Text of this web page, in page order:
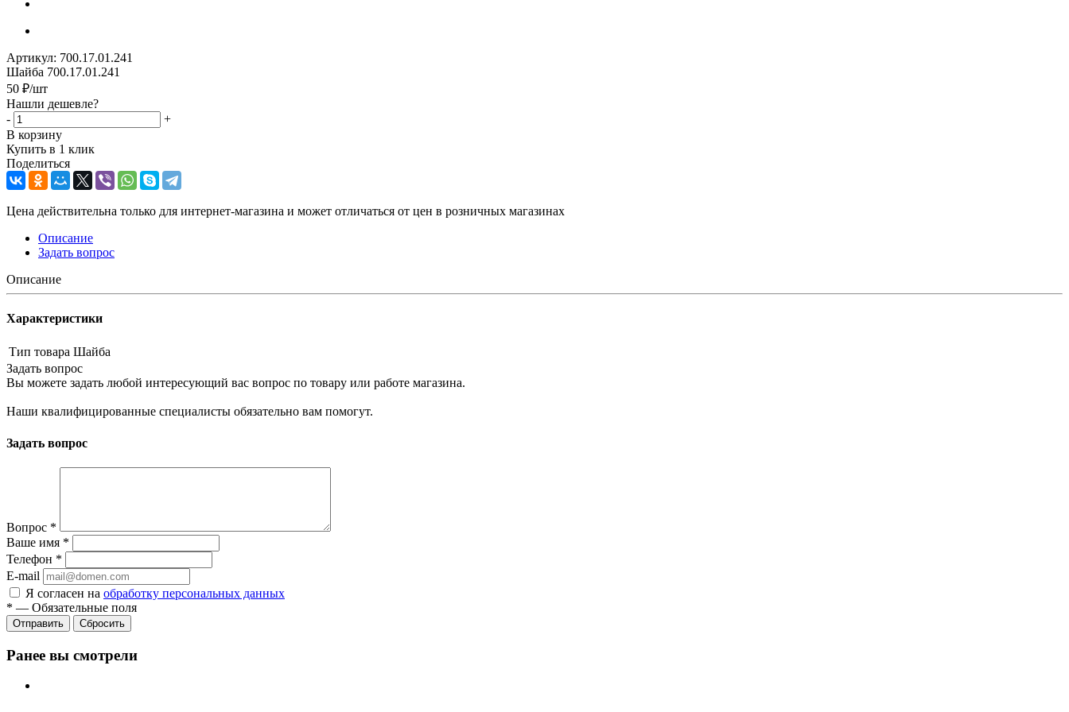
Артикул: 700.17.01.241
Шайба 700.17.01.241
50 ₽/шт
Нашли дешевле?
-
+
В корзину
Купить в 1 клик
Поделиться
Цена действительна только для интернет-магазина и может отличаться от цен в розничных магазинах
Описание
Задать вопрос
Описание
Характеристики
Тип товара Шайба
Задать вопрос
Вы можете задать любой интересующий вас вопрос по товару или работе магазина.
Наши квалифицированные специалисты обязательно вам помогут.
Задать вопрос
Вопрос *
Ваше имя *
Телефон *
E-mail
Я согласен на обработку персональных данных
* — Обязательные поля
Сбросить
Ранее вы смотрели